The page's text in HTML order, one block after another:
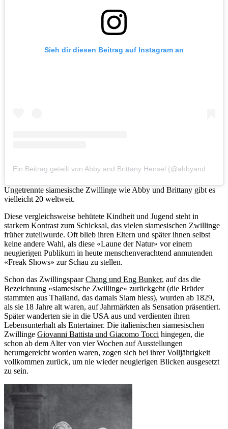
Sieh dir diesen Beitrag auf Instagram an
Ungetrennte siamesische Zwillinge wie Abby und Brittany gibt es
vielleicht 20 weltweit.
Diese vergleichsweise behütete Kindheit und Jugend steht in
starkem Kontrast zum Schicksal, das vielen siamesischen Zwillinge
früher zuteilwurde. Oft blieb ihren Eltern und später ihnen selbst
keine andere Wahl, als diese «Laune der Natur» vor einem
neugierigen Publikum in heute menschenverachtend anmutenden
«Freak Shows» zur Schau zu stellen.
Schon das ZwillingspaarChang und Eng Bunker, auf das die
Bezeichnung «siamesische Zwillinge» zurückgeht (die Brüder
stammten aus Thailand, das damals Siam hiess), wurden ab 1829,
als sie 18 Jahre alt waren, auf Jahrmärkten als Sensation präsentiert.
Später wanderten sie in die USA aus und verdienten ihren
Lebensunterhalt als Entertainer. Die italienischen siamesischen
Zwillinge Giovanni Battista und Giacomo Tocci hingegen, die
schon ab dem Alter von vier Wochen auf Ausstellungen
herumgereicht worden waren, zogen sich bei ihrer Volljährigkeit
vollkommen zurück, um nie wieder neugierigen Blicken ausgesetzt
zu sein.